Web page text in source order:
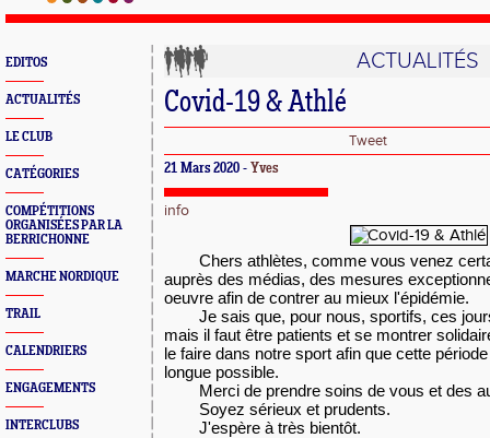
EDITOS
ACTUALITÉS
LE CLUB
CATÉGORIES
COMPÉTITIONS
ORGANISÉES PAR LA
BERRICHONNE
MARCHE NORDIQUE
TRAIL
CALENDRIERS
ENGAGEMENTS
INTERCLUBS
ACTUALITÉS
Covid-19 & Athlé
Tweet
21 Mars 2020 - Yves
info
Chers athlètes, comme vous venez
auprès des médias, des mesures
oeuvre afin de contrer au mieux l'épidémie.
Je sais que, pour nous, sportifs, ces
mais il faut être patients et se montrer
le faire dans notre sport afin que cette
longue possible.
Merci de prendre soins de vous et des
Soyez sérieux et prudents.
J'espère à très bientôt.